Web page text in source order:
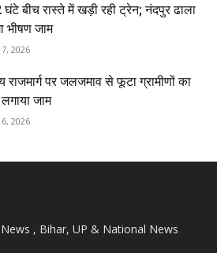
बीच रास्ते में खड़ी रही ट्रेन; नंदपुर ढाला
भीषण जाम
2026
राजमार्ग पर जलजमाव से फूटा ग्रामीणों का
जाम
2026
, Bihar, UP & National News